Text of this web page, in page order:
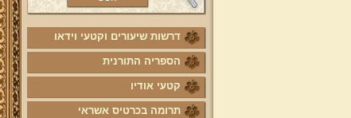
דרשות שיעורים וקטעי וידאו
הספריה התורנית
קטעי אודיו
תרומה בכרטיס אשראי